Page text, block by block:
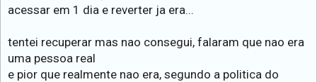
acessar em 1 dia e reverter ja era...
tentei recuperar mas nao consegui, falaram que nao era
uma pessoa real
e pior que realmente nao era, segundo a politica do